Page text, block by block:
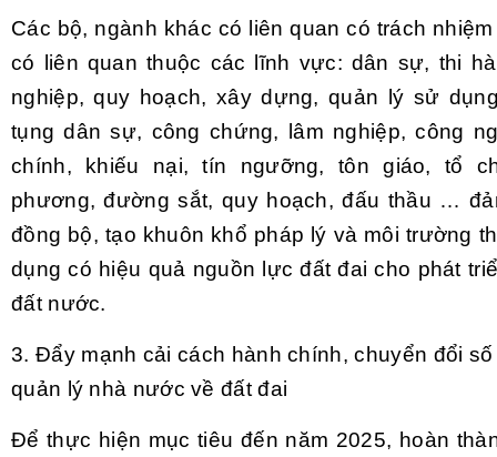
Các bộ, ngành khác có liên quan có trách
có liên quan thuộc các lĩnh vực: dân sự, thi
nghiệp, quy hoạch, xây dựng, quản lý sử
tụng dân sự, công chứng, lâm nghiệp, công
chính, khiếu nại, tín ngưỡng, tôn giáo, tổ
phương, đường sắt, quy hoạch, đấu thầu …
đồng bộ, tạo khuôn khổ pháp lý và môi trường
dụng có hiệu quả nguồn lực đất đai cho phát
đất nước.
3. Đẩy mạnh cải cách hành chính, chuyển đổi
quản lý nhà nước về đất đai
Để thực hiện mục tiêu đến năm 2025, hoàn